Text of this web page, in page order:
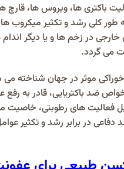
باکتری ها، ویروس ها، قارچ
کلی رشد و تکثیر میکروب
خارجی در زخم ها و یا دیگر
می گردد.
موثر در جهان شناخته می
خواص ضد باکتریایی، قادر به
فعالیت های رطوبتی، خاصیت
در برابر رشد و تکثیر